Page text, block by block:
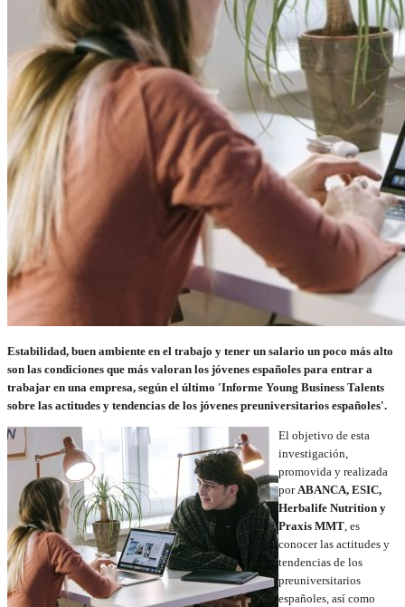
Estabilidad, buen ambiente en el trabajo y tener un salario un poco más alto
son las condiciones que más valoran los jóvenes españoles para entrar a
trabajar en una empresa, según el último 'Informe Young Business Talents
sobre las actitudes y tendencias de los jóvenes preuniversitarios españoles'.
El objetivo de esta
investigación,
promovida y realizada
porABANCA, ESIC,
Herbalife Nutrition y
Praxis MMT, es
conocer las actitudes y
tendencias de los
preuniversitarios
españoles, así como